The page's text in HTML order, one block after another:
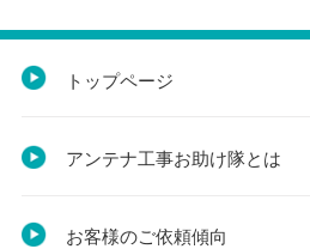
トップページ
アンテナ工事お助け隊とは
お客様のご依頼傾向